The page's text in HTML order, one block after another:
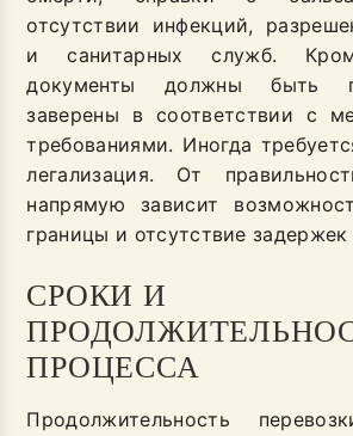
отсутствии инфекций,
и санитарных служб.
документы должны быть
заверены в соответствии с
требованиями. Иногда
легализация. От
напрямую зависит
границы и отсутствие задержек
СРОКИ И
ПРОЦЕССА
Продолжительность